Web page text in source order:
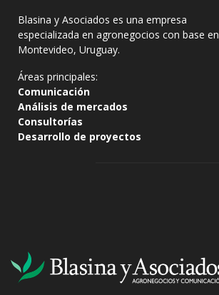
Blasina y Asociados es una empresa
especializada en agronegocios con base en
Montevideo, Uruguay.
Áreas principales:
Comunicación
Análisis de mercados
Consultorías
Desarrollo de proyectos